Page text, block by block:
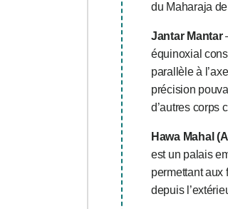
du Maharaja
Jantar Mantar
équinoxial
parallèle à
précision
d’autres corps
Hawa Mahal
est un palais
permettant aux
depuis